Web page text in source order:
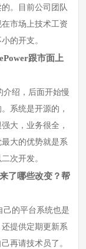
。目前公司团队
市场上技术工资
的开支。
跟市面上
介绍，后面开始慢
系统是开源的，
大，业务很全，
大的优势就是系
次开发。
了哪些改变？帮
己的平台系统也是
提供定期更新系
再请技术员了。